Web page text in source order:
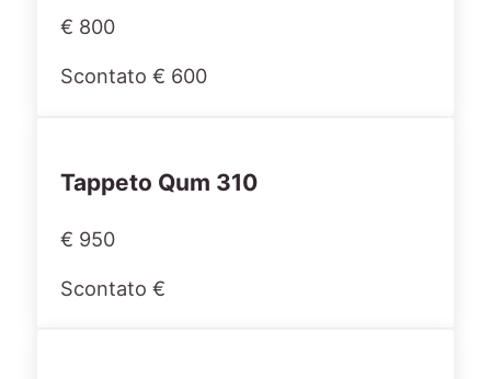
€ 800
Scontato € 600
Tappeto Qum 310
€ 950
Scontato €